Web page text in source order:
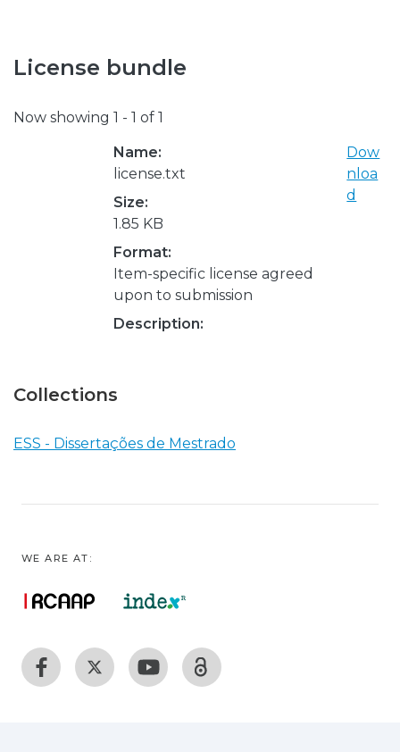
License bundle
Now showing 1 - 1 of 1
Name:
license.txt
Size:
1.85 KB
Format:
Item-specific license agreed
upon to submission
Description:
Dow
nloa
d
Collections
ESS - Dissertações de Mestrado
WE ARE AT: